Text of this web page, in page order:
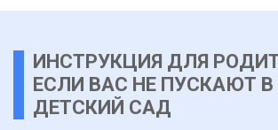
ИНСТРУКЦИЯ ДЛЯ
ЕСЛИ ВАС НЕ ПУСКАЮТ
ДЕТСКИЙ САД